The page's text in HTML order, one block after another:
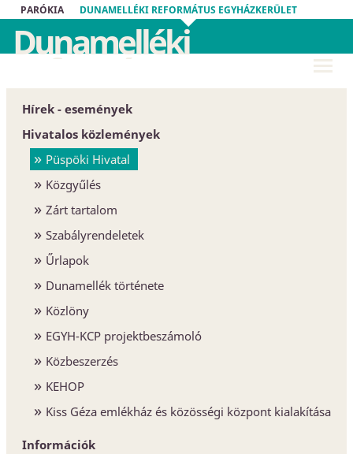
PARÓKIA DUNAMELLÉKI REFORMÁTUS EGYHÁZKERÜLET
Dunamelléki
Református
Egyházkerület
Hírek - események
Hivatalos közlemények
Püspöki Hivatal
Közgyűlés
Zárt tartalom
Szabályrendeletek
Űrlapok
Dunamellék története
Közlöny
EGYH-KCP projektbeszámoló
Közbeszerzés
KEHOP
Kiss Géza emlékház és közösségi központ kialakítása
Információk